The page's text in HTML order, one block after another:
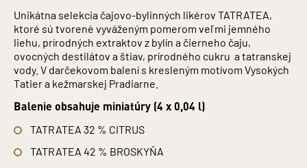
Unikátna selekcia čajovo-bylinných likérov TATRATEA,
ktoré sú tvorené vyváženým pomerom veľmi jemného
liehu, prírodných extraktov z bylín a čierneho čaju,
ovocných destilátov a štiav, prírodného cukru a tatranskej
vody. V darčekovom balení s kresleným motívom Vysokých
Tatier a kežmarskej Pradiarne.
Balenie obsahuje miniatúry (4 x 0,04 l)
TATRATEA 32 % CITRUS
TATRATEA 42 % BROSKYŇA